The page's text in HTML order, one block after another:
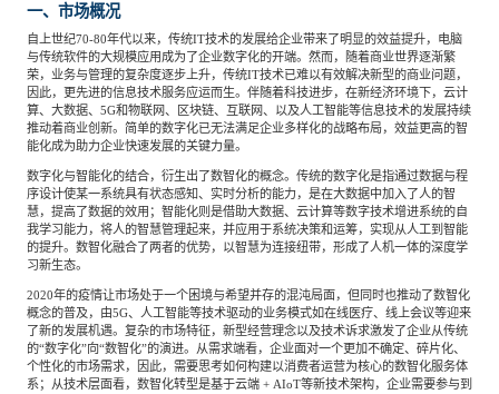
餐饮与新零售
智能家居 汽车与出行
公共服务 食品与饮料
科技、媒体和通信 金融科技
地产与物业 矿业冶炼
企业咨询服务
公司动态
媒体报道
媒体服务
活动
关于我们
公司介绍
中国管理团队
表现与影响
加入我们
中
EN
一、市场概况
自上世纪70-80年代以来，传统IT技术的发展给企业带来了明显的效益提升，电脑
与传统软件的大规模应用成为了企业数字化的开端。然而，随着商业世界逐渐繁
荣，业务与管理的复杂度逐步上升，传统IT技术已难以有效解决新型的商业问题，
因此，更先进的信息技术服务应运而生。伴随着科技进步，在新经济环境下，云计
算、大数据、5G和物联网、区块链、互联网、以及人工智能等信息技术的发展持续
推动着商业创新。简单的数字化已无法满足企业多样化的战略布局，效益更高的智
能化成为助力企业快速发展的关键力量。
数字化与智能化的结合，衍生出了数智化的概念。传统的数字化是指通过数据与程
序设计使某一系统具有状态感知、实时分析的能力，是在大数据中加入了人的智
慧，提高了数据的效用；智能化则是借助大数据、云计算等数字技术增进系统的自
我学习能力，将人的智慧管理起来，并应用于系统决策和运筹，实现从人工到智能
的提升。数智化融合了两者的优势，以智慧为连接纽带，形成了人机一体的深度学
习新生态。
2020年的疫情让市场处于一个困境与希望并存的混沌局面，但同时也推动了数智化
概念的普及，由5G、人工智能等技术驱动的业务模式如在线医疗、线上会议等迎来
了新的发展机遇。复杂的市场特征，新型经营理念以及技术诉求激发了企业从传统
的“数字化”向“数智化”的演进。从需求端看，企业面对一个更加不确定、碎片化、
个性化的市场需求，因此，需要思考如何构建以消费者运营为核心的数智化服务体
系；从技术层面看，数智化转型是基于云端 + AIoT等新技术架构，企业需要参与到